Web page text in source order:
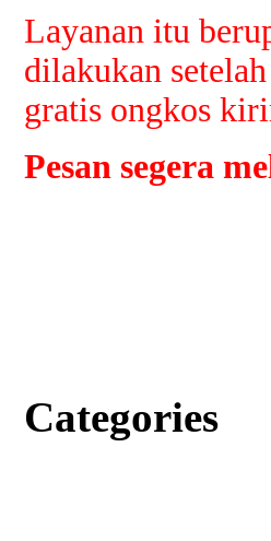
Layanan itu
dilakukan
gratis ongkos
Pesan segera
Categories